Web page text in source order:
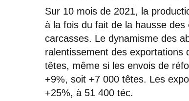
Sur 10 mois de 2021, la
à la fois du fait de la hausse
carcasses. Le dynamisme des
ralentissement des exportations
têtes, même si les envois de
+9%, soit +7 000 têtes. Les
+25%, à 51 400 téc.